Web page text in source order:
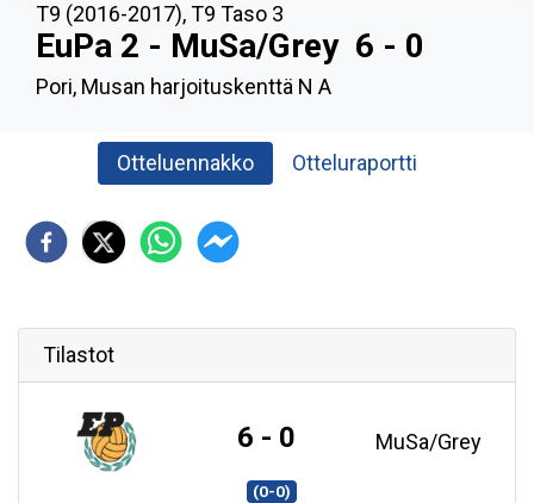
T9 (2016-2017),T9 Taso 3
EuPa 2 - MuSa/Grey 6 - 0
Pori, Musan harjoituskenttä N A
Otteluennakko Otteluraportti
Tilastot
6 - 0 MuSa/Grey
(0-0)